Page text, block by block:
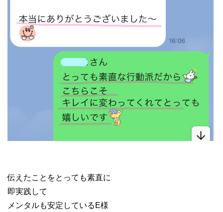
伝えたことをとっても素直に
即実践して
メンタルも安定しているE様